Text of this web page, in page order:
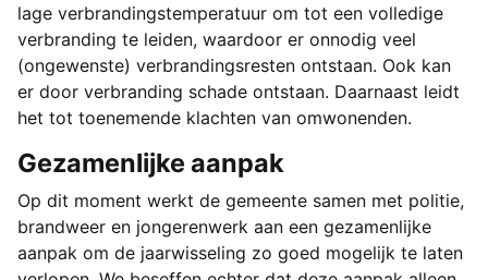
lage verbrandingstemperatuur om tot een volledige
verbranding te leiden, waardoor er onnodig veel
(ongewenste) verbrandingsresten ontstaan. Ook kan
er door verbranding schade ontstaan. Daarnaast leidt
het tot toenemende klachten van omwonenden.
Gezamenlijke aanpak
Op dit moment werkt de gemeente samen met politie,
brandweer en jongerenwerk aan een gezamenlijke
aanpak om de jaarwisseling zo goed mogelijk te laten